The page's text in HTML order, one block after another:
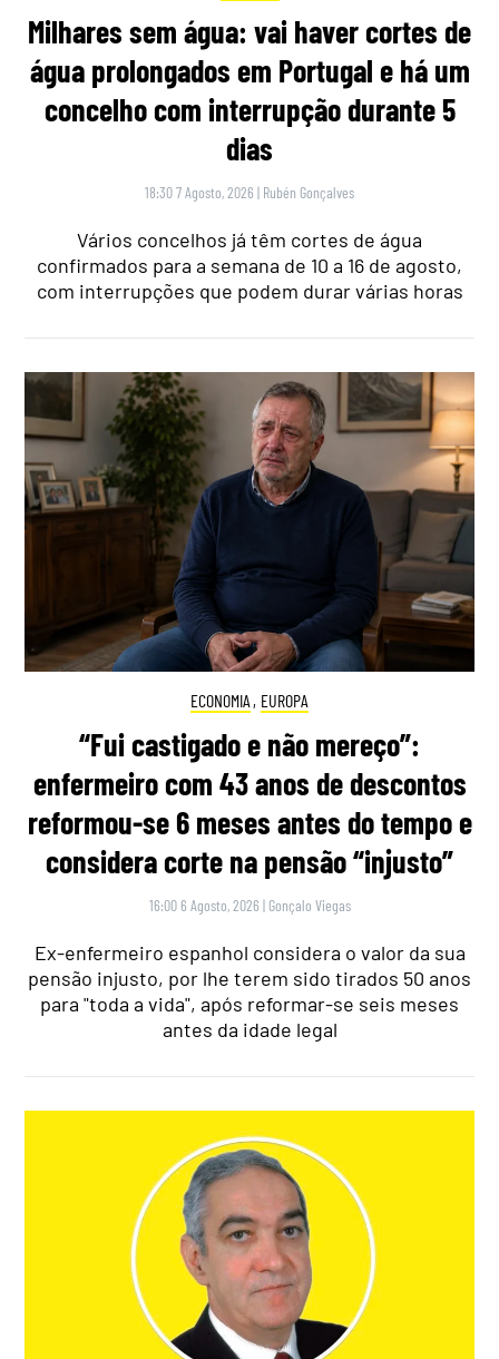
Milhares sem água: vai haver cortes de
água prolongados em Portugal e há um
concelho com interrupção durante 5
dias
18:30 7 Agosto, 2026 | Rubén Gonçalves
Vários concelhos já têm cortes de água
confirmados para a semana de 10 a 16 de agosto,
com interrupções que podem durar várias horas
ECONOMIA , EUROPA
“Fui castigado e não mereço”:
enfermeiro com 43 anos de descontos
reformou-se 6 meses antes do tempo e
considera corte na pensão “injusto”
16:00 6 Agosto, 2026 | Gonçalo Viegas
Ex-enfermeiro espanhol considera o valor da sua
pensão injusto, por lhe terem sido tirados 50 anos
para "toda a vida", após reformar-se seis meses
antes da idade legal